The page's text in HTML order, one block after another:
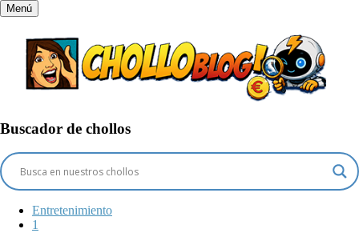
Menú
Buscador de chollos
Entretenimiento
1